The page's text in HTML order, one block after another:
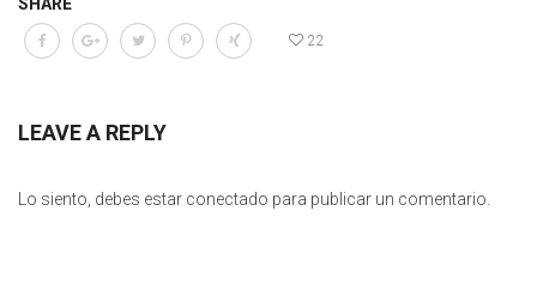
22
LEAVE A REPLY
Lo siento, debes estar conectado para publicar un comentario.